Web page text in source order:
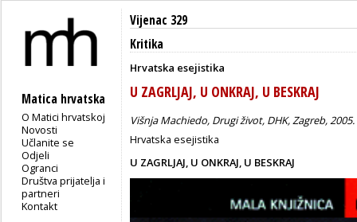
Matica hrvatska
O Matici hrvatskoj
Novosti
Učlanite se
Odjeli
Ogranci
Društva prijatelja i
partneri
Kontakt
Vijenac 329
Kritika
Hrvatska esejistika
U ZAGRLJAJ, U ONKRAJ, U BESKRAJ
Višnja Machiedo, Drugi život, DHK, Zagreb, 2005.
Hrvatska esejistika
U ZAGRLJAJ, U ONKRAJ, U BESKRAJ